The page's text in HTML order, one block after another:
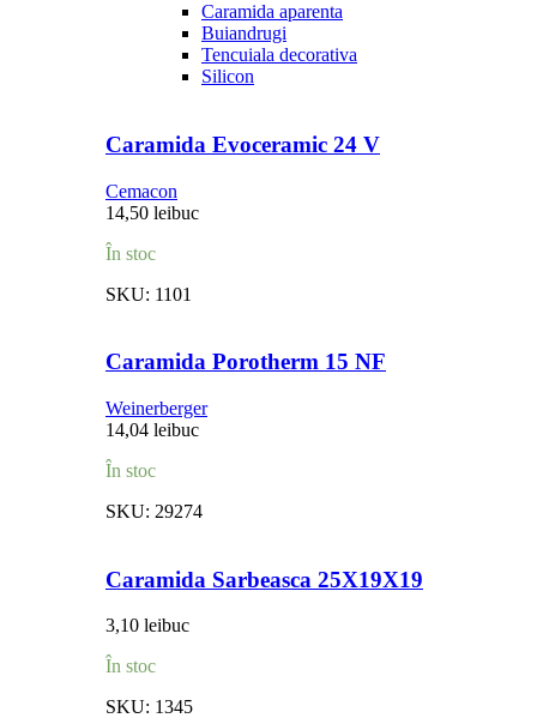
Caramida aparenta
Buiandrugi
Tencuiala decorativa
Silicon
Caramida Evoceramic 24 V
Cemacon
14,50 leibuc
În stoc
SKU: 1101
Caramida Porotherm 15 NF
Weinerberger
14,04 leibuc
În stoc
SKU: 29274
Caramida Sarbeasca 25X19X19
3,10 leibuc
În stoc
SKU: 1345